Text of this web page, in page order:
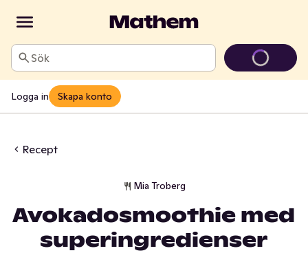
Sök
Logga in Skapa konto
Recept
Mia Troberg
Avokadosmoothie med
superingredienser